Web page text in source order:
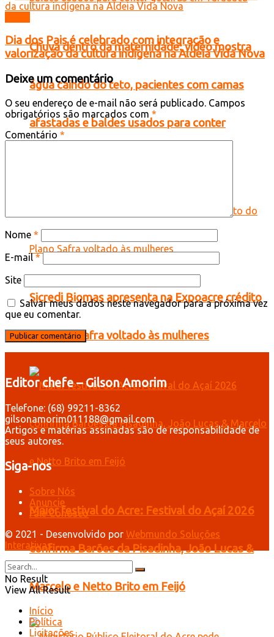
Chuva dentro da maternidade: vídeo mostra
água caindo do teto, pacientes com camas
afastadas e baldes usados para conter
Sicredi Biomas apresenta na Expoacre crédito
do Plano Safra voltado às mulheres
Maior festival do Acre: Festival do Açaí 2026
confirma Barões da Pisadinha, João Lucas &
Marcelo e Netto Brito em Feijó
Dia dos Pais é celebrado com integração e
valorização da cultura indígena na Aldeia Vida Nova
Deixe um comentário
O seu endereço de e-mail não será publicado. Campos
obrigatórios são marcados com *
Comentário *
Nome *
E-mail*
Site
Salvar meus dados neste navegador para a próxima vez
que eu comentar.
Editor chefe – Gilson Amorim
Telefone: (68) 99211-8362
gilsonamorim011188@gmail.com
Artigos e matérias assinadas são de responsabilidade de
seus autores.
Siga-nos
Sobre Nós
Anuncie
Fale Conosco
© 2021 - Desenvolvido por Webmundo Soluções
Interativas
No Result
View All Result
Início
Política
Licitações